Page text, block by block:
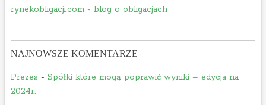
u
c
rynekobligacji.com - blog o obligacjach
NAJNOWSZE KOMENTARZE
Prezes - Spółki które mogą poprawić wyniki – edycja na
2024r.